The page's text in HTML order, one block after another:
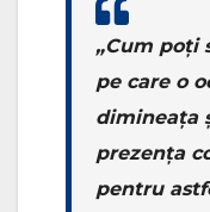
„Cum poți
pe care o
dimineața
prezența
pentru